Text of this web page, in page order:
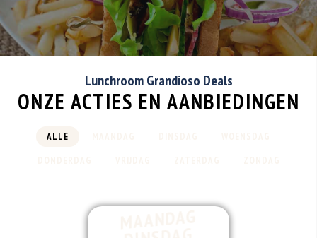
Lunchroom Grandioso Deals
ONZE ACTIES EN AANBIEDINGEN
ALLE